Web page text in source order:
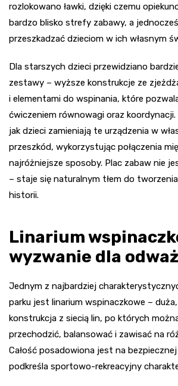
rozlokowano ławki, dzięki czemu
bardzo blisko strefy zabawy, a
przeszkadzać dzieciom w ich własnym
Dla starszych dzieci przewidziano
zestawy – wyższe konstrukcje ze
i elementami do wspinania, które
ćwiczeniem równowagi oraz koordynacji.
jak dzieci zamieniają te urządzenia w
przeszkód, wykorzystując połączenia
najróżniejsze sposoby. Plac zabaw nie
– staje się naturalnym tłem do
historii.
Linarium
wyzwanie dla
Jednym z najbardziej
parku jest linarium wspinaczkowe –
konstrukcja z siecią lin, po których
przechodzić, balansować i zawisać na
Całość posadowiona jest na
podkreśla sportowo-rekreacyjny